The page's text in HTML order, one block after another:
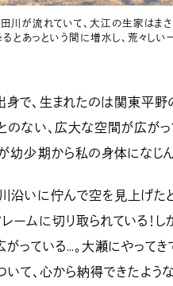
川が流れていて、大江の生家はま
とあっという間に増水し、荒々しい
で、生まれたのは関東平野
のない、広大な空間が広が
幼少期から私の身体になじ
沿いに佇んで空を見上げた
ームに切り取られている！
っている…。大瀬にやって
いて、心から納得できたよう